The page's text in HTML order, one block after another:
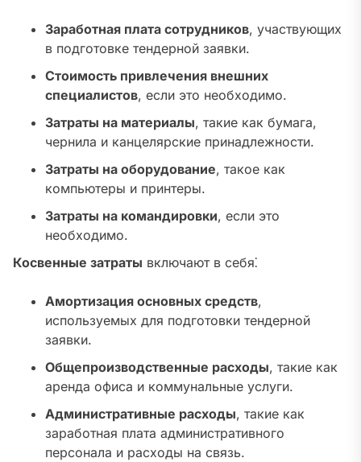
Заработная плата сотрудников, участвующих
в подготовке тендерной заявки.
Стоимость привлечения внешних
специалистов, если это необходимо.
Затраты на материалы, такие как бумага,
чернила и канцелярские принадлежности.
Затраты на оборудование, такое как
компьютеры и принтеры.
Затраты на командировки, если это
необходимо.
Косвенные затраты включают в себя⁚
Амортизация основных средств,
используемых для подготовки тендерной
заявки.
Общепроизводственные расходы, такие как
аренда офиса и коммунальные услуги.
Административные расходы, такие как
заработная плата административного
персонала и расходы на связь.